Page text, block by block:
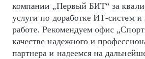
компании „Первый БИТ“ за
услуги по доработке ИТ-систем и
работе. Рекомендуем офис
качестве надежного и
партнера и надеемся на